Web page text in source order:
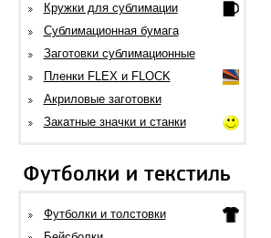
Кружки для сублимации
Сублимационная бумага
Заготовки сублимационные
Пленки FLEX и FLOCK
Акриловые заготовки
Закатные значки и станки
Футболки и текстиль
Футболки и толстовки